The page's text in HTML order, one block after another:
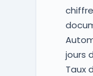
jours
Taux